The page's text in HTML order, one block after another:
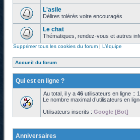
L'asile
Délires tolérés voire encouragés
Le chat
Thématiques, rendez-vous et autres
Supprimer tous les cookies du forum | L’équipe
Accueil du forum
Qui est en ligne ?
Au total, il y a 46 utilisateurs en ligne ::
Le nombre maximal d’utilisateurs en
Utilisateurs inscrits : Google [Bot]
Anniversaires